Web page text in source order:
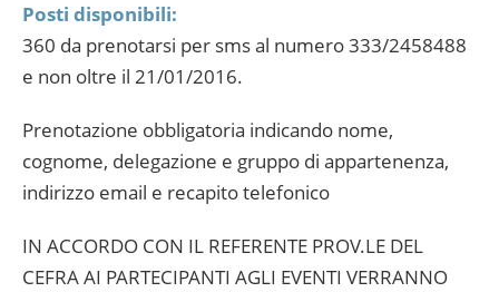
Posti disponibili:
360 da prenotarsi per sms al numero 333/2458488
e non oltre il 21/01/2016.
Prenotazione obbligatoria indicando nome,
cognome, delegazione e gruppo di appartenenza,
indirizzo email e recapito telefonico
IN ACCORDO CON IL REFERENTE PROV.LE DEL
CEFRA AI PARTECIPANTI AGLI EVENTI VERRANNO